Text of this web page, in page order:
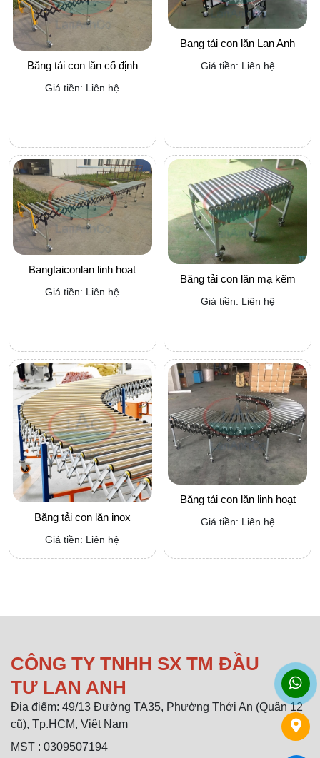
Băng tải con lăn cố định
Giá tiền: Liên hệ
Bang tải con lăn Lan Anh
Giá tiền: Liên hệ
Bangtaiconlan linh hoat
Giá tiền: Liên hệ
Băng tải con lăn mạ kẽm
Giá tiền: Liên hệ
Băng tải con lăn inox
Giá tiền: Liên hệ
Băng tải con lăn linh hoạt
Giá tiền: Liên hệ
CÔNG TY TNHH SX TM ĐẦU
TƯ LAN ANH
Địa điểm: 49/13 Đường TA35, Phường Thới An (Quận 12
cũ), Tp.HCM, Việt Nam
MST : 0309507194